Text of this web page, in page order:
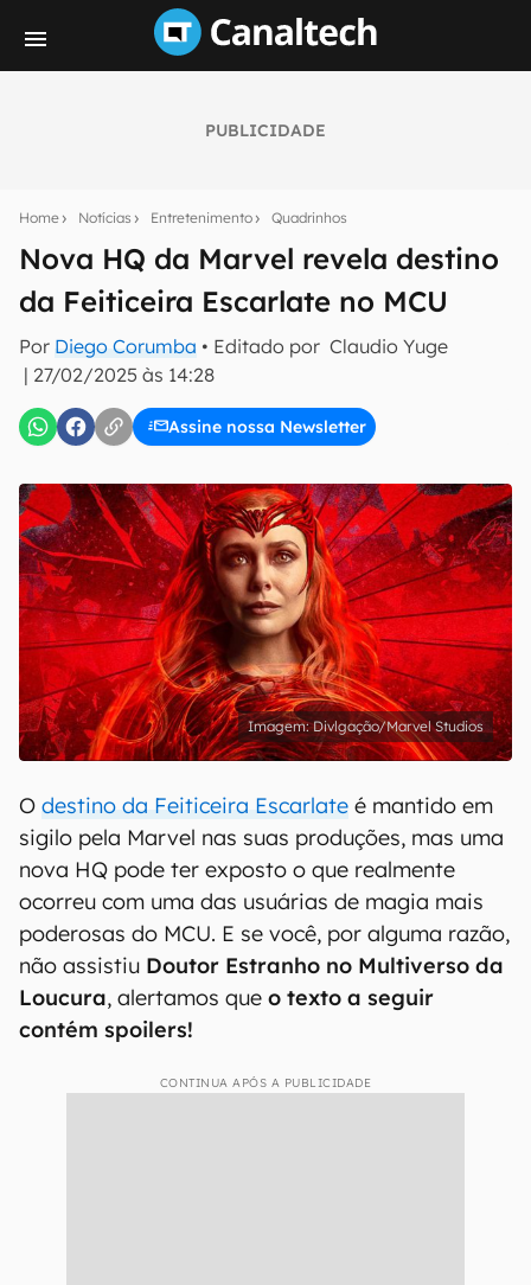
PUBLICIDADE
Home Notícias Entretenimento Quadrinhos
Nova HQ da Marvel revela destino
da Feiticeira Escarlate no MCU
Por Diego Corumba • Editado por Claudio Yuge
| 27/02/2025 às 14:28
Assine nossa Newsletter
notícias e reviews sobre tecnologia em primeira
E-mail
Uso e Política de Privacidade do Canaltech.
Divlgação/Marvel Studios
O destino da Feiticeira Escarlate é mantido em
sigilo pela Marvel nas suas produções, mas uma
nova HQ pode ter exposto o que realmente
ocorreu com uma das usuárias de magia mais
poderosas do MCU. E se você, por alguma razão,
não assistiu Doutor Estranho no Multiverso da
Loucura, alertamos que o texto a seguir
contém spoilers!
CONTINUA APÓS A PUBLICIDADE